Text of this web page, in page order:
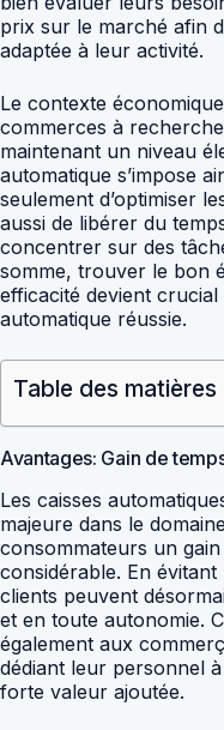
prix sur le marché afin
adaptée à leur activité.
Le contexte
commerces à
maintenant un niveau
automatique s’impose
seulement d’optimiser
aussi de libérer du
concentrer sur des
somme, trouver le bon
efficacité devient crucial
automatique réussie.
Table des matières
Avantages: Gain de
Les caisses
majeure dans le
consommateurs un gain
considérable. En évitant
clients peuvent
et en toute autonomie.
également aux
dédiant leur personnel
forte valeur ajoutée.